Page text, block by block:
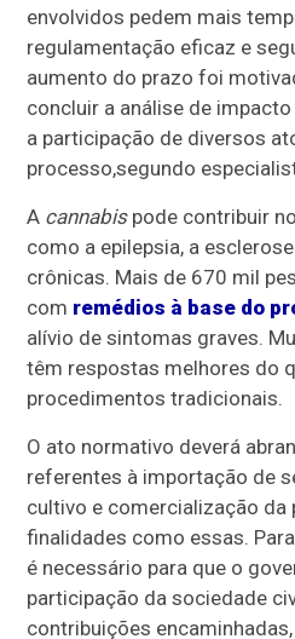
envolvidos pedem mais
regulamentação eficaz e
aumento do prazo foi
concluir a análise de
a participação de diversos
processo,segundo
A cannabispode contribuir
como a epilepsia, a
crônicas. Mais de 670 mil
com remédios à base do
alívio de sintomas graves.
têm respostas melhores do
procedimentos tradicionais.
O ato normativo deverá
referentes à importação de
cultivo e comercialização da
finalidades como essas.
é necessário para que o
participação da sociedade
contribuições